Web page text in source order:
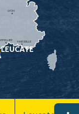
MARSEILLE
LYON
LEUCATE